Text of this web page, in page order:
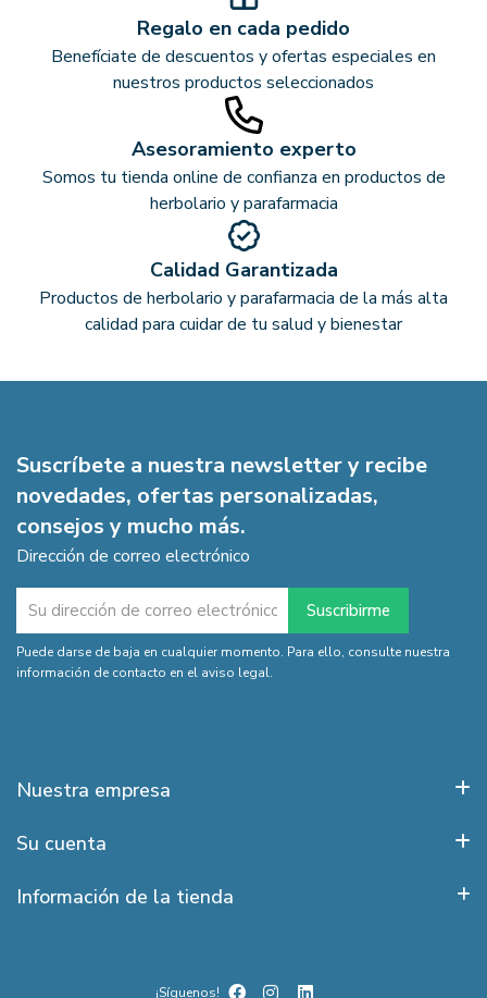
Regalo en cada pedido
Benefíciate de descuentos y ofertas especiales en
nuestros productos seleccionados
Asesoramiento experto
Somos tu tienda online de confianza en productos de
herbolario y parafarmacia
Calidad Garantizada
Productos de herbolario y parafarmacia de la más alta
calidad para cuidar de tu salud y bienestar
Suscríbete a nuestra newsletter y recibe
novedades, ofertas personalizadas,
consejos y mucho más.
Dirección de correo electrónico
Puede darse de baja en cualquier momento. Para ello, consulte nuestra
información de contacto en el aviso legal.
Nuestra empresa
Su cuenta
Información de la tienda
¡Síguenos!